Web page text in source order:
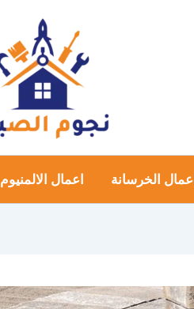
اعمال الخرسانة اعمال الالمنيوم